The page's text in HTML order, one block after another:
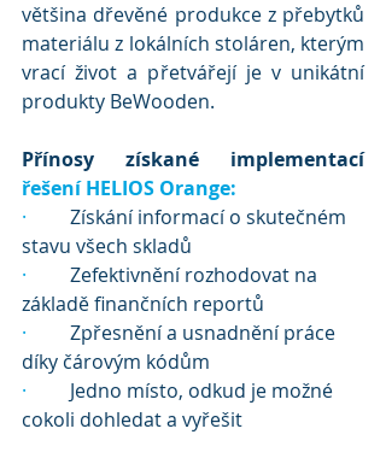
většina dřevěné produkce z přebytků
materiálu z lokálních stoláren, kterým
vrací život a přetvářejí je v unikátní
produkty BeWooden.
Přínosy získané implementací
řešení HELIOS Orange:
·
stavu všech skladů
·
základě finančních reportů
·
díky čárovým kódům
·
cokoli dohledat a vyřešit